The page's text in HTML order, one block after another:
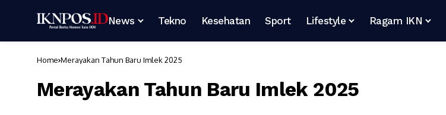
News Tekno Kesehatan Sport Lifestyle Ragam IKN
Home Merayakan Tahun Baru Imlek 2025
Merayakan Tahun Baru Imlek 2025